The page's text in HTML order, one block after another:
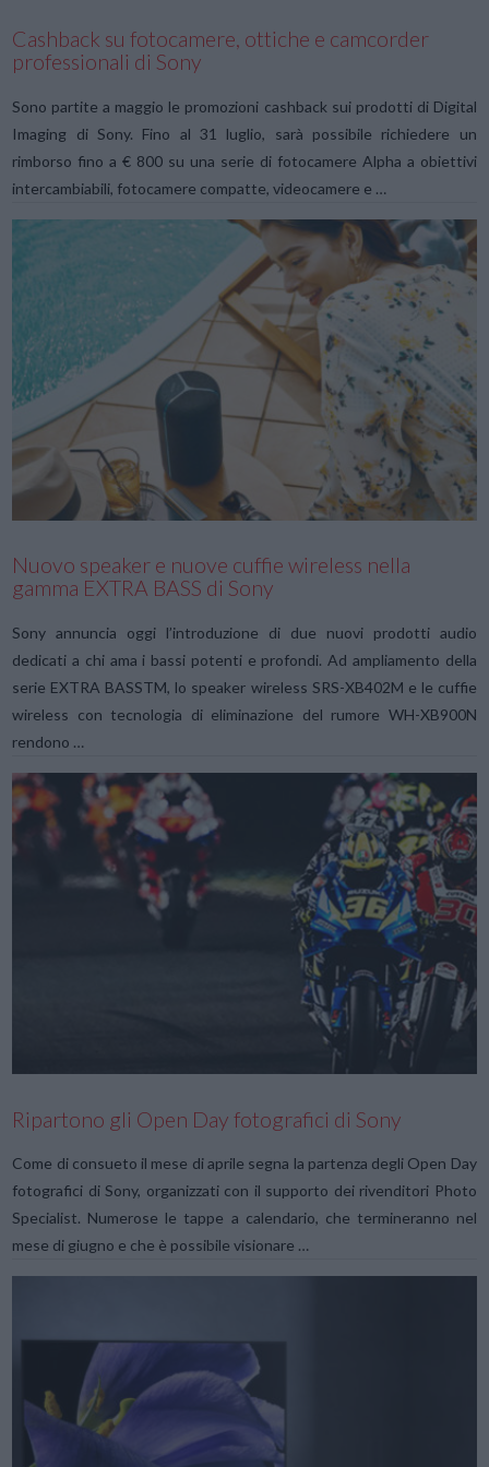
VIEW POST
Cashback su fotocamere, ottiche e camcorder
professionali di Sony
Sono partite a maggio le promozioni cashback sui prodotti di Digital
Imaging di Sony. Fino al 31 luglio, sarà possibile richiedere un
rimborso fino a € 800 su una serie di fotocamere Alpha a obiettivi
intercambiabili, fotocamere compatte, videocamere e …
Nuovo speaker e nuove cuffie wireless nella
gamma EXTRA BASS di Sony
Sony annuncia oggi l’introduzione di due nuovi prodotti audio
dedicati a chi ama i bassi potenti e profondi. Ad ampliamento della
serie EXTRA BASSTM, lo speaker wireless SRS-XB402M e le cuffie
wireless con tecnologia di eliminazione del rumore WH-XB900N
rendono …
Ripartono gli Open Day fotografici di Sony
Come di consueto il mese di aprile segna la partenza degli Open Day
fotografici di Sony, organizzati con il supporto dei rivenditori Photo
Specialist. Numerose le tappe a calendario, che termineranno nel
mese di giugno e che è possibile visionare …